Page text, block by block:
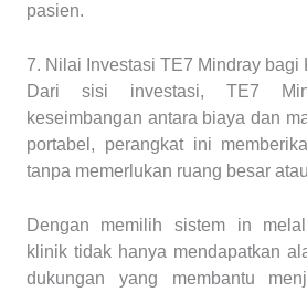
pasien.
7. Nilai Investasi TE7 Mindray bagi
Dari sisi investasi, TE7
keseimbangan antara biaya dan
portabel, perangkat ini
tanpa memerlukan ruang besar
Dengan memilih sistem in
klinik tidak hanya mendapatkan
dukungan yang membantu